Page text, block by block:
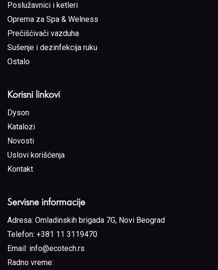
Poslužavnici i ketleri
Oprema za Spa & Welness
Prečišćivači vazduha
Sušenje i dezinfekcija ruku
Ostalo
Korisni linkovi
Dyson
Katalozi
Novosti
Uslovi korišćenja
Kontakt
Servisne informacije
Adresa: Omladinskih brigada 7G, Novi Beograd
Telefon: +381 11 3119470
Email: info@ecotech.rs
Radno vreme: